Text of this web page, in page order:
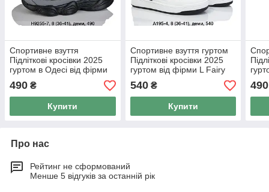
Спортивне взуття
Підліткові кросівки 2025
гуртом в Одесі від фірми
BBT (36-41)
490 ₴
Купити
Спортивне взуття гуртом
Підліткові кросівки 2025
гуртом від фірми L Fairy
(36-41)
540₴
Купити
(36-
490
Про нас
Рейтинг не сформований
Менше 5 відгуків за останній рік